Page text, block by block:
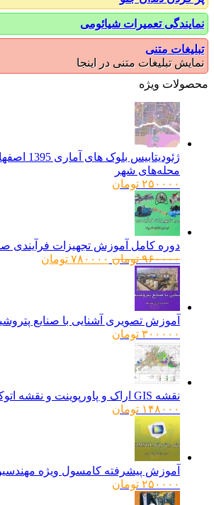
تعمیرات شیائومی
متنی
تبلیغات متنی در اینجا
ویژه
ژئودیتابیس بلوک های آماری
محله‌های شهر
۲۵۰۰۰۰ تومان
دوره کامل آموزش تجهیزات فرآیندی صنعتی
۹۶۰۰۰۰ تومانقیمت
۷۸۰۰۰۰ تومانقیمت
آموزش تصویری آشنایی با صنایع پتروشیمی
۳۰۰۰۰۰ تومان
نقشه GIS اراک و پاورپوینت و نقشه اتوکد طرح جامع اراک
۱۴۸۰۰۰ تومان
آموزش پیشرفته کامسول ویژه مهندسین
۲۵۰۰۰۰ تومان